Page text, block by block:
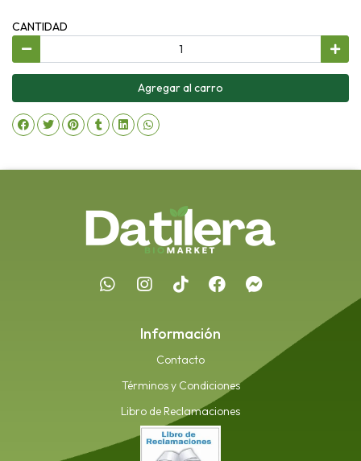
CANTIDAD
Agregar al carro
Información
Contacto
Términos y Condiciones
Libro de Reclamaciones